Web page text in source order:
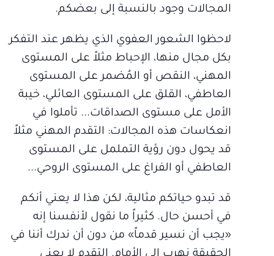
المجالات وجود بالنسبة إلى بعضكم.
لاحظوا الشعور العفوي الذي يظهر عند التفكر
بكل مجال منها، الإحباط مثلاً على المستوى
المهني، النقص أو المُضمر على المستوى
العاطفي، القلق على المستوى العائلي، خيبة
الأمل على مستوى الصداقات... تأملوا في
انعكاسات هذه المجالات: التقدم المهني مثلاً
قد يحول دون رؤية التململ على المستوى
العاطفي أو الفراغ على المستوى الروحي...
قد تبدو حياتكم مثالية، لكن هذا لا يعني أنكم
في أحسن حال. كثيراً ما نقول لأنفسنا إنه
«يجب أن نسير قدماً» من دون أن ندرك أننا في